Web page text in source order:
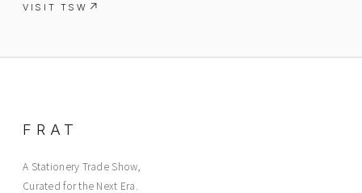
VISIT TSW
FRAT
A Stationery Trade Show,
Curated for the Next Era.